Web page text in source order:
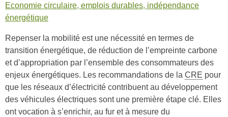
Economie circulaire, emplois durables, indépendance
énergétique
Repenser la mobilité est une nécessité en termes de
transition énergétique, de réduction de l’empreinte carbone
et d’appropriation par l’ensemble des consommateurs des
enjeux énergétiques. Les recommandations de la CRE pour
que les réseaux d’électricité contribuent au développement
des véhicules électriques sont une première étape clé. Elles
ont vocation à s’enrichir, au fur et à mesure du